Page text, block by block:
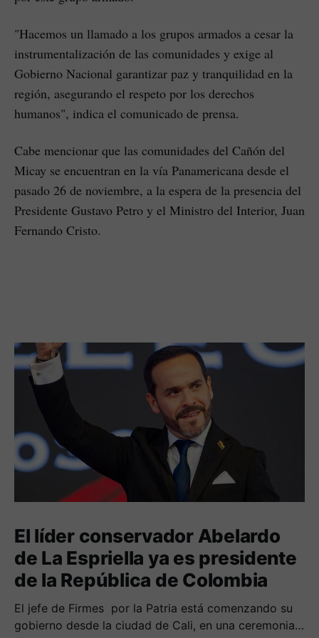
"Hacemos un llamado a los grupos armados a cesar la
instrumentalización de las comunidades y exige al
Gobierno Nacional garantizar paz y tranquilidad en la
región, asegurando el respeto por los derechos
humanos", indica el comunicado de prensa.
Cabe mencionar que las comunidades del Cañón del
Micay se encuentran en la vía Panamericana desde el
pasado 26 de noviembre, a la espera de la presencia del
Presidente Gustavo Petro y el Ministro del Interior, Juan
Fernando Cristo.
El líder conservador Abelardo
de La Espriella ya es presidente
de la República de Colombia
El jefe de Firmes por la Patria está comenzando su
gobierno desde la ciudad de Cali, en una ceremonia